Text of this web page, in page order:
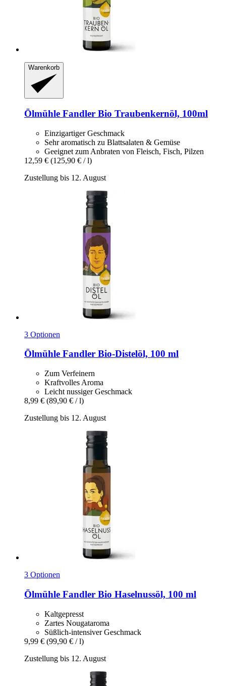
Warenkorb
Ölmühle Fandler Bio Traubenkernöl, 100ml
Einzigartiger Geschmack
Sehr aromatisch zu Blattsalaten & Gemüse
Geeignet zum Anbraten von Fleisch, Fisch, Pilzen
12,59 € (125,90 € / l)
Zustellung bis 12. August
3 Optionen
Ölmühle Fandler Bio-​Distelöl, 100 ml
Zum Verfeinern
Kraftvolles Aroma
Leicht nussiger Geschmack
8,99 € (89,90 € / l)
Zustellung bis 12. August
3 Optionen
Ölmühle Fandler Bio Haselnussöl, 100 ml
Kaltgepresst
Zartes Nougataroma
Süßlich-intensiver Geschmack
9,99 € (99,90 € / l)
Zustellung bis 12. August